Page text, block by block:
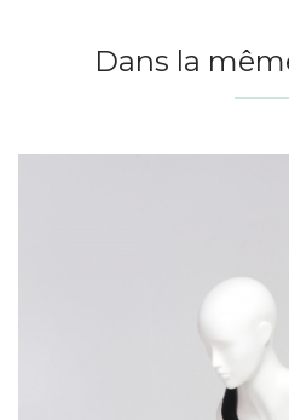
Dans la